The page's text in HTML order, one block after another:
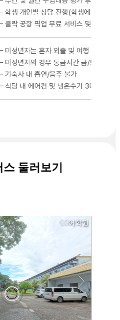
– 학생 개인별 상담 진행(학생에 대한 수
– 클락 공항 픽업 무료 서비스 및 안내(마
– 미성년자는 혼자 외출 및 여행 불가, 성
– 미성년자의 경우 통금시간 금/토 밤 10
– 기숙사 내 흡연/음주 불가
– 식당 내 에어컨 및 냉온수기 3대 설치,
둘러보기